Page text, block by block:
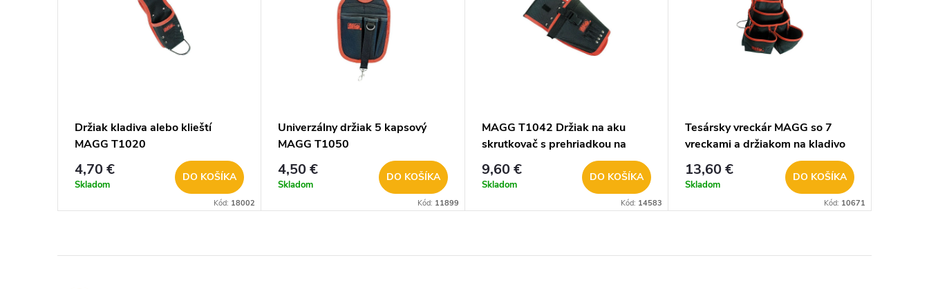
Držiak kladiva alebo klieští
MAGG T1020
4,70 €
Skladom
DO KOŠÍKA
Kód: 18002
Univerzálny držiak 5 kapsový
MAGG T1050
4,50 €
Skladom
DO KOŠÍKA
Kód: 11899
MAGG T1042 Držiak na aku
skrutkovač s prehriadkou na
vrtáky a bity
9,60 €
Skladom
DO KOŠÍKA
Kód: 14583
Tesársky vreckár MAGG so 7
vreckami a držiakom na kladivo
T1057
13,60 €
Skladom
DO KOŠÍKA
Kód: 10671